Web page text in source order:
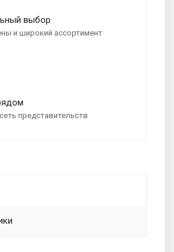
выбор
и широкий ассортимент
представительств